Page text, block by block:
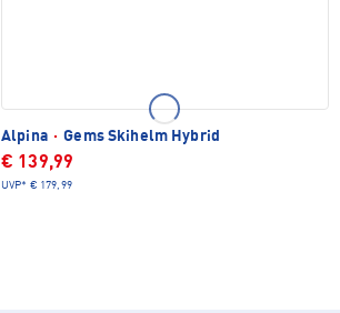
Alpina · Gems Skihelm Hybrid
€ 139,99
UVP* € 179,99